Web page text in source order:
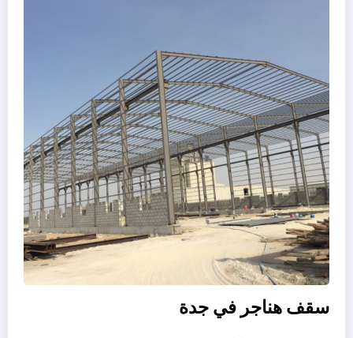
سقف هناجر في جدة